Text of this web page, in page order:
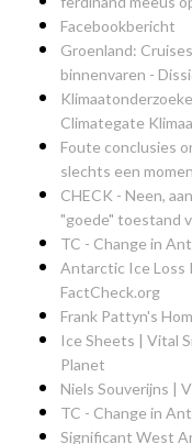
Facebookbericht
Groenland:
binnenvaren -
Climategate
Foute conclusies
slechts een
CHECK - Neen,
"goede" toestand
TC - Change in
Antarctic Ice Loss
FactCheck.org
Frank Pattyn's
Ice Sheets | Vital
Planet
Niels Souverijns |
TC - Change in
Significant West